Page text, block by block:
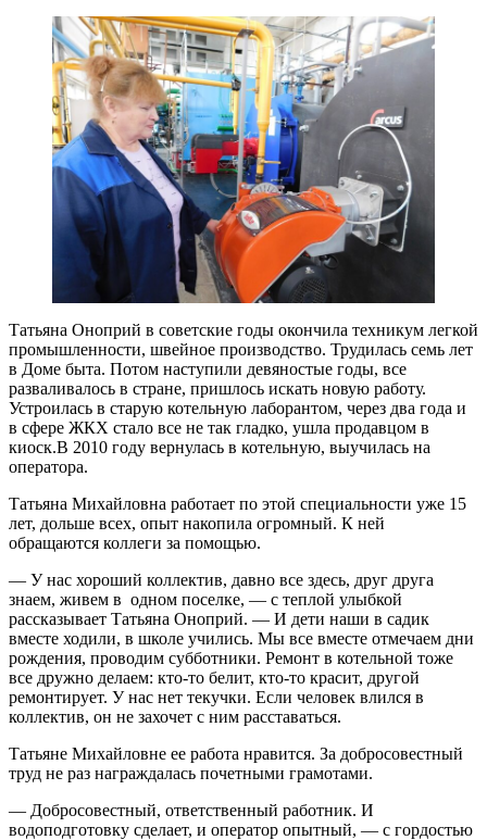
Татьяна Оноприй в советские годы окончила техникум легкой
промышленности, швейное производство. Трудилась семь лет
в Доме быта. Потом наступили девяностые годы, все
разваливалось в стране, пришлось искать новую работу.
Устроилась в старую котельную лаборантом, через два года и
в сфере ЖКХ стало все не так гладко, ушла продавцом в
киоск.В 2010 году вернулась в котельную, выучилась на
оператора.
Татьяна Михайловна работает по этой специальности уже 15
лет, дольше всех, опыт накопила огромный. К ней
обращаются коллеги за помощью.
— У нас хороший коллектив, давно все здесь, друг друга
знаем, живем в одном поселке, — с теплой улыбкой
рассказывает Татьяна Оноприй. — И дети наши в садик
вместе ходили, в школе учились. Мы все вместе отмечаем дни
рождения, проводим субботники. Ремонт в котельной тоже
все дружно делаем: кто-то белит, кто-то красит, другой
ремонтирует. У нас нет текучки. Если человек влился в
коллектив, он не захочет с ним расставаться.
Татьяне Михайловне ее работа нравится. За добросовестный
труд не раз награждалась почетными грамотами.
— Добросовестный, ответственный работник. И
водоподготовку сделает, и оператор опытный, — с гордостью